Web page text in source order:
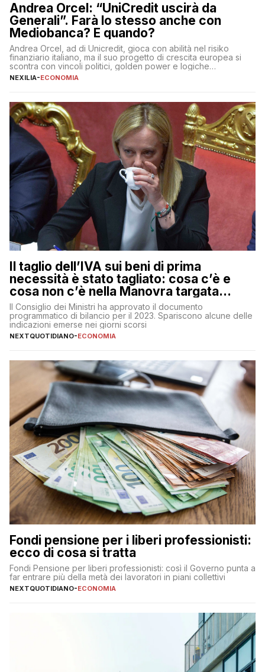
Andrea Orcel: “UniCredit uscirà da
Generali”. Farà lo stesso anche con
Mediobanca? E quando?
Andrea Orcel, ad di Unicredit, gioca con abilità nel risiko
finanziario italiano, ma il suo progetto di crescita europea si
scontra con vincoli politici, golden power e logiche
protezionistiche. Orcel e la mossa su Generali Andrea Orcel,
NEXILIA-ECONOMIA
Il taglio dell’IVA sui beni di prima
necessità è stato tagliato: cosa c’è e
cosa non c’è nella Manovra targata
Meloni
Il Consiglio dei Ministri ha approvato il documento
programmatico di bilancio per il 2023. Spariscono alcune delle
indicazioni emerse nei giorni scorsi
NEXTQUOTIDIANO-ECONOMIA
Fondi pensione per i liberi professionisti:
ecco di cosa si tratta
Fondi Pensione per liberi professionisti: così il Governo punta a
far entrare più della metà dei lavoratori in piani collettivi
NEXTQUOTIDIANO-ECONOMIA